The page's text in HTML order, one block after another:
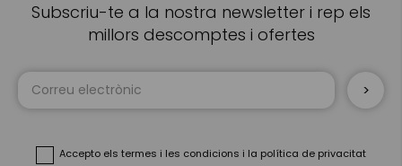
Subscriu-te a la nostra newsletter i rep els
millors descomptes i ofertes
Accepto els termes i les condicions i la política de privacitat